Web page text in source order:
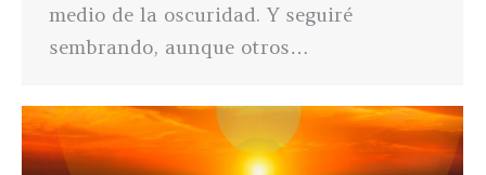
medio de la oscuridad. Y seguiré
sembrando, aunque otros…